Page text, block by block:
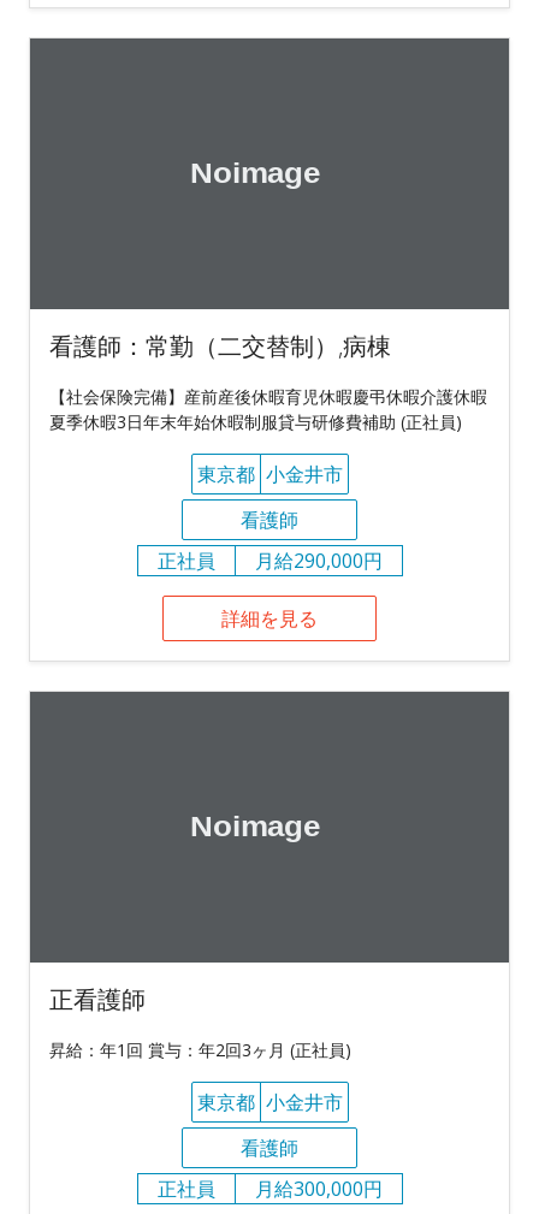
看護師：常勤（二交替制）,病棟
【社会保険完備】産前産後休暇育児休暇慶弔休暇介護休暇
夏季休暇3日年末年始休暇制服貸与研修費補助 (正社員)
東京都 小金井市
看護師
正社員
月給290,000円
詳細を見る
正看護師
昇給：年1回 賞与：年2回3ヶ月 (正社員)
東京都 小金井市
看護師
正社員
月給300,000円